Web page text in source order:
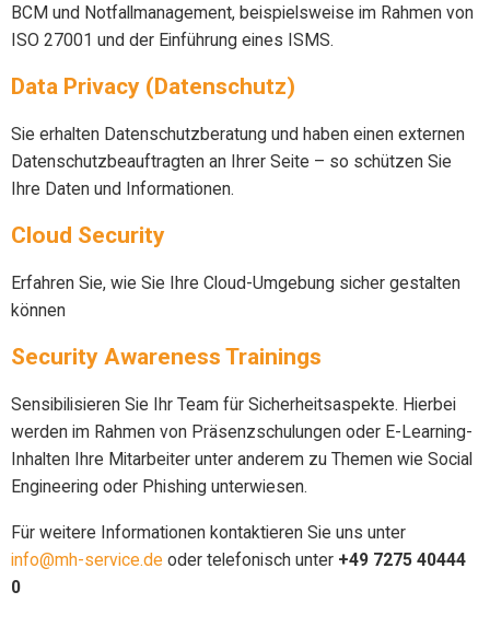
BCM und Notfallmanagement, beispielsweise im Rahmen von
ISO 27001 und der Einführung eines ISMS.
Data Privacy (Datenschutz)
Sie erhalten Datenschutzberatung und haben einen externen
Datenschutzbeauftragten an Ihrer Seite – so schützen Sie
Ihre Daten und Informationen.
Cloud Security
Erfahren Sie, wie Sie Ihre Cloud-Umgebung sicher gestalten
können
Security Awareness Trainings
Sensibilisieren Sie Ihr Team für Sicherheitsaspekte. Hierbei
werden im Rahmen von Präsenzschulungen oder E-Learning-
Inhalten Ihre Mitarbeiter unter anderem zu Themen wie Social
Engineering oder Phishing unterwiesen.
Für weitere Informationen kontaktieren Sie uns unter
info@mh-service.de oder telefonisch unter +49 7275 40444
0